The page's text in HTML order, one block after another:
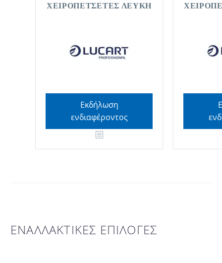
ΧΕΙΡΟΠΕΤΣΕΤΕΣ ΛΕΥΚΗ
Εκδήλωση
ενδιαφέροντος
ΕΝΑΛΛΑΚΤΙΚΕΣ ΕΠΙΛΟΓΕΣ